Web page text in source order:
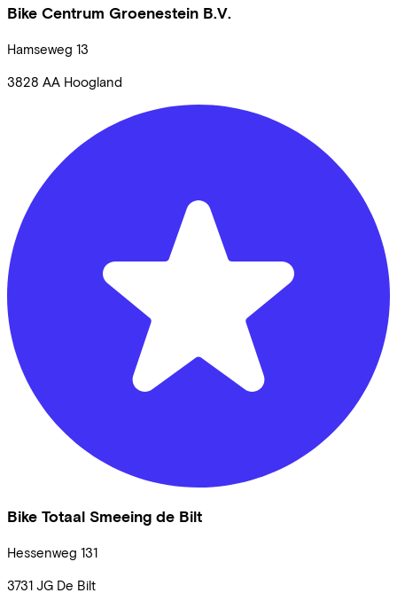
Bike Centrum Groenestein B.V.
Hamseweg 13
3828 AA Hoogland
Bike Totaal Smeeing de Bilt
Hessenweg 131
3731 JG De Bilt